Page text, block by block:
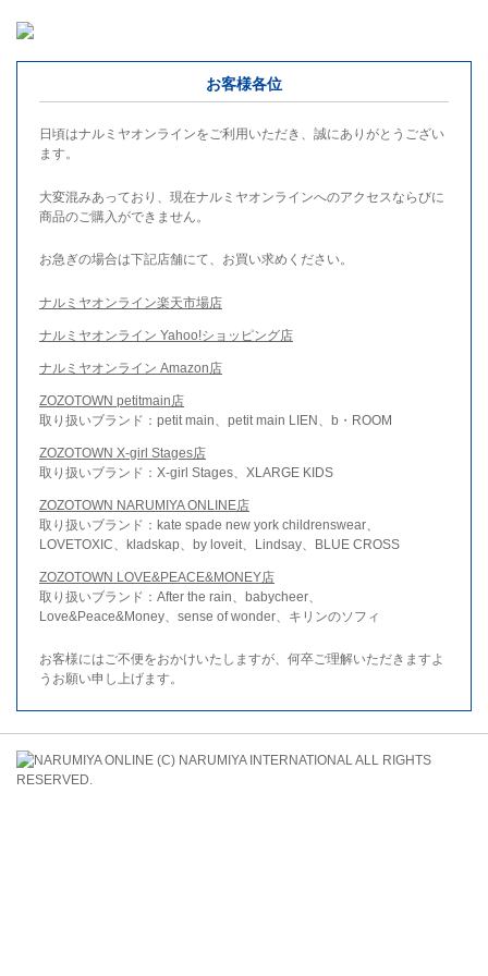
お客様各位
日頃はナルミヤオンラインをご利用いただき、誠にありがとうござい
ます。
大変混みあっており、現在ナルミヤオンラインへのアクセスならびに
商品のご購入ができません。
お急ぎの場合は下記店舗にて、お買い求めください。
ナルミヤオンライン楽天市場店
ナルミヤオンライン Yahoo!ショッピング店
ナルミヤオンライン Amazon店
ZOZOTOWN petitmain店
取り扱いブランド：petit main、petit main LIEN、b・ROOM
ZOZOTOWN X-girl Stages店
取り扱いブランド：X-girl Stages、XLARGE KIDS
ZOZOTOWN NARUMIYA ONLINE店
取り扱いブランド：kate spade new york childrenswear、
LOVETOXIC、kladskap、by loveit、Lindsay、BLUE CROSS
ZOZOTOWN LOVE&PEACE&MONEY店
取り扱いブランド：After the rain、babycheer、
Love&Peace&Money、sense of wonder、キリンのソフィ
お客様にはご不便をおかけいたしますが、何卒ご理解いただきますよ
うお願い申し上げます。